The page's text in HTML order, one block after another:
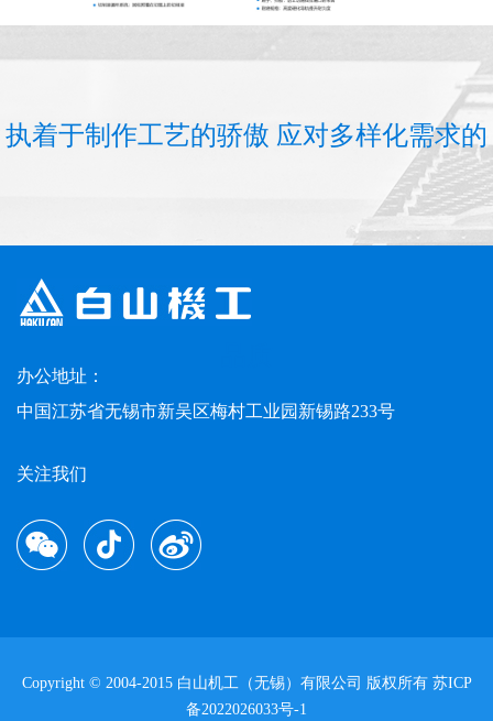
执着于制作工艺的骄傲 应对多样化需求的
办公地址：
中国江苏省无锡市新吴区梅村工业园新锡路233号
关注我们
Copyright © 2004-2015 白山机工（无锡）有限公司 版权所有 苏ICP
备2022026033号-1